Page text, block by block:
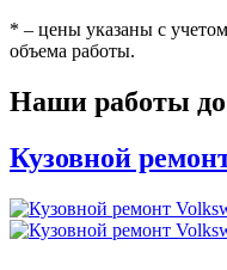
* – цены указаны с
объема работы.
Наши работы до
Кузовной